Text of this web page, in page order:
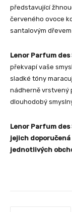
představující
červeného ovoce
santalovým
Lenor Parfum des
překvapí vaše
sladké tóny
nádherně vrstvený
dlouhodobý
Lenor Parfum
jejich doporučená
jednotlivých